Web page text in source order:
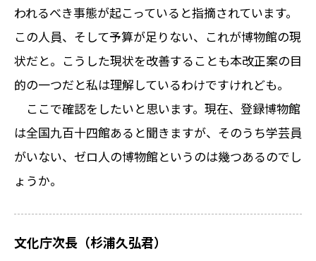
われるべき事態が起こっていると指摘されています。
この人員、そして予算が足りない、これが博物館の現
状だと。こうした現状を改善することも本改正案の目
的の一つだと私は理解しているわけですけれども。
ここで確認をしたいと思います。現在、登録博物館
は全国九百十四館あると聞きますが、そのうち学芸員
がいない、ゼロ人の博物館というのは幾つあるのでし
ょうか。
文化庁次長（杉浦久弘君）